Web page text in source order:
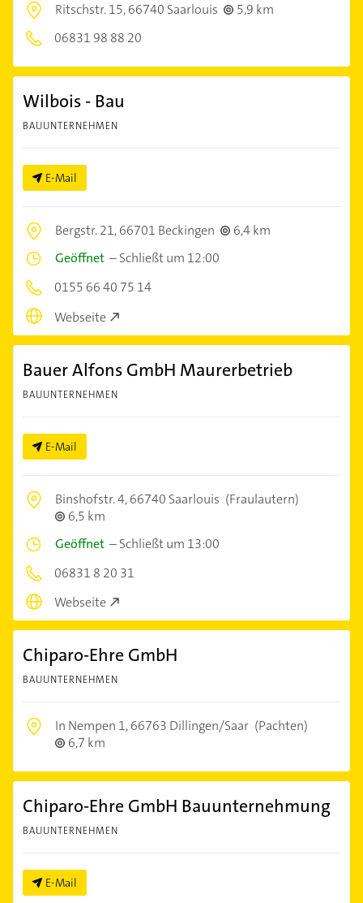
Ritschstr. 15,66740 Saarlouis
5,9 km
06831 98 88 20
Wilbois - Bau
BAUUNTERNEHMEN
E-Mail
Bergstr. 21,66701 Beckingen
6,4 km
Geöffnet –Schließt um 12:00
0155 66 40 75 14
Webseite
Bauer Alfons GmbH Maurerbetrieb
BAUUNTERNEHMEN
E-Mail
Binshofstr. 4,66740 Saarlouis (Fraulautern)
6,5 km
Geöffnet –Schließt um 13:00
06831 8 20 31
Webseite
Chiparo-Ehre GmbH
BAUUNTERNEHMEN
In Nempen 1,66763 Dillingen/Saar (Pachten)
6,7 km
Chiparo-Ehre GmbH Bauunternehmung
BAUUNTERNEHMEN
E-Mail